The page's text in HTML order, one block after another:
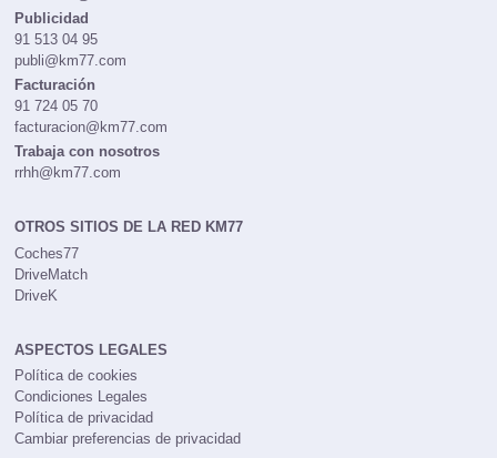
redaccion@km77.com
Publicidad
91 513 04 95
publi@km77.com
Facturación
91 724 05 70
facturacion@km77.com
Trabaja con nosotros
OTROS SITIOS DE LA RED KM77
Coches77
DriveMatch
ASPECTOS LEGALES
Política de cookies
Condiciones Legales
Política de privacidad